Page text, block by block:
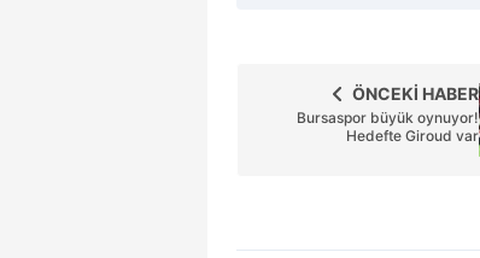
ÖNCEKİ HABER
Bursaspor büyük oynuyor!
Hedefte Giroud var